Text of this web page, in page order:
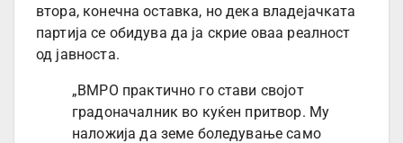
втора, конечна оставка, но дека владејачката
партија се обидува да ја скрие оваа реалност
од јавноста.
„ВМРО практично го стави својот
градоначалник во куќен притвор. Му
наложија да земе боледување само